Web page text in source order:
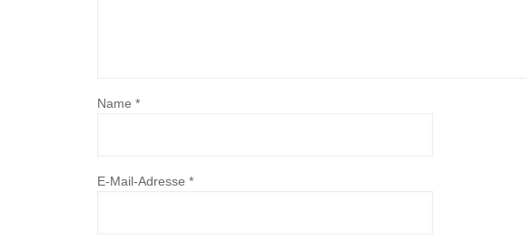
Name *
E-Mail-Adresse *